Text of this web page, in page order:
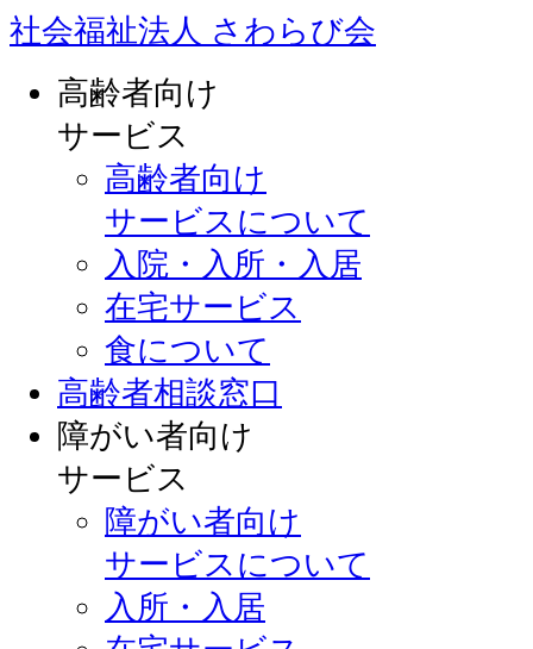
社会福祉法人 さわらび会
高齢者向け
サービス
高齢者向け
サービスについて
入院・入所・入居
在宅サービス
食について
高齢者相談窓口
障がい者向け
サービス
障がい者向け
サービスについて
入所・入居